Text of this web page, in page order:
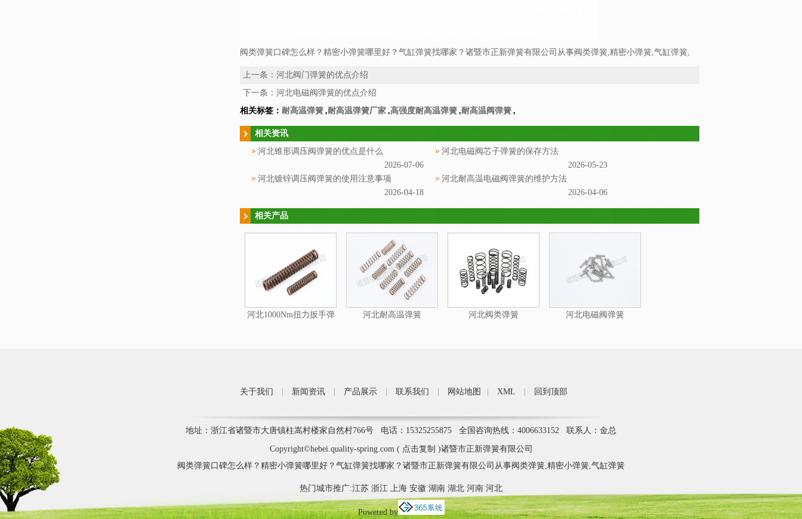
阀类弹簧口碑怎么样？精密小弹簧哪里好？气缸弹簧找哪家？诸暨市正新弹簧有限公司从事阀类弹簧,精密小弹簧,气缸弹簧,
上一条： 河北阀门弹簧的优点介绍
下一条： 河北电磁阀弹簧的优点介绍
相关标签： 耐高温弹簧 ,耐高温弹簧厂家 ,高强度耐高温弹簧 ,耐高温阀弹簧 ,
相关资讯
河北锥形调压阀弹簧的优点是什么
2026-07-06
河北电磁阀芯子弹簧的保存方法
2026-05-23
河北镀锌调压阀弹簧的使用注意事项
2026-04-18
河北耐高温电磁阀弹簧的维护方法
2026-04-06
相关产品
河北1000Nm扭力扳手弹
河北耐高温弹簧 河北阀类弹簧 河北电磁阀弹簧
关于我们 新闻资讯 产品展示 联系我们 网站地图 XML 回到顶部
地址：浙江省诸暨市大唐镇柱嵩村楼家自然村766号 电话：15325255875 全国咨询热线：4006633152 联系人：金总
Copyright©hebei.quality-spring.com( 点击复制 )诸暨市正新弹簧有限公司
阀类弹簧口碑怎么样？精密小弹簧哪里好？气缸弹簧找哪家？诸暨市正新弹簧有限公司从事阀类弹簧,精密小弹簧,气缸弹簧
热门城市推广:江苏 浙江 上海 安徽 湖南 湖北 河南 河北
Powered by